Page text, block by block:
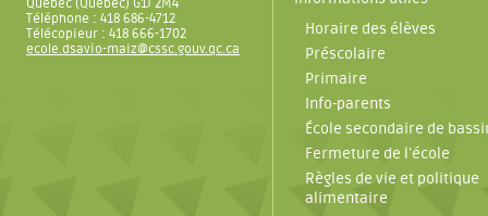
Québec (Québec) G1J 2M4
Téléphone : 418 686-4712
Télécopieur : 418 666-1702
ecole.dsavio-maiz@cssc.gouv.qc.ca
Horaire des élèves
Préscolaire
Primaire
Info-parents
École secondaire de
Fermeture de l’école
Règles de vie et politique
alimentaire